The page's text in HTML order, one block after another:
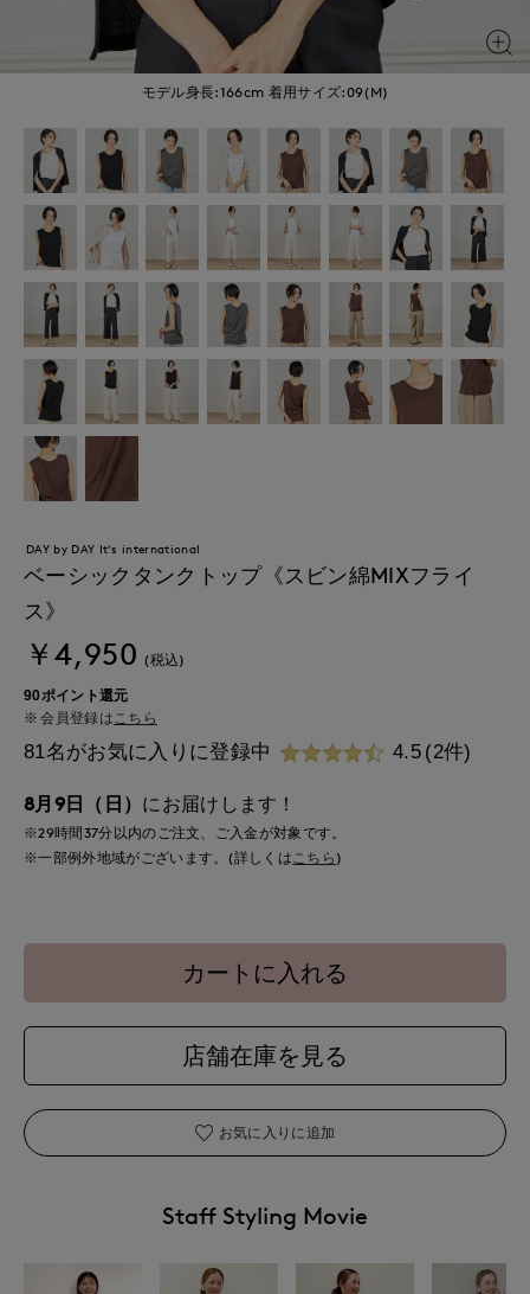
モデル身長:166cm 着用サイズ:09(M)
DAY by DAY It's international
ベーシックタンクトップ《スビン綿MIXフライ
ス》
￥4,950 (税込)
90ポイント還元
会員登録は こちら
81名がお気に入りに登録中 4.5 (2件)
8月9日（日） にお届けします！
※29時間37分以内のご注文、ご入金が対象です。
※一部例外地域がございます。(詳しくはこちら )
カートに入れる
店舗在庫を見る
お気に入りに追加
Staff Styling Movie